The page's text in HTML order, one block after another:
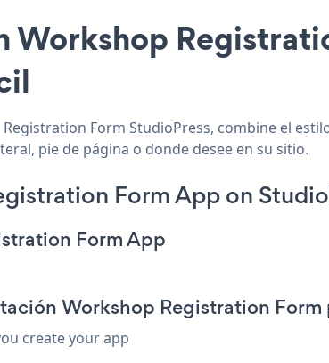
Workshop
Form StudioPress, combine el
pie de página o donde desee en su sitio.
Form App on
Form App
Workshop Registration Form
create your app